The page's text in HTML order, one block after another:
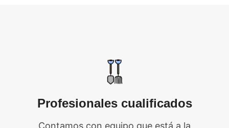
Profesionales cualificados
Contamos con equipo que está a la